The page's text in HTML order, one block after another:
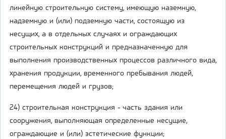
линейную строительную систему, имеющую наземную,
надземную и (или) подземную части, состоящую из
несущих, а в отдельных случаях и ограждающих
строительных конструкций и предназначенную для
выполнения производственных процессов различного вида,
хранения продукции, временного пребывания людей,
перемещения людей и грузов;
24) строительная конструкция - часть здания или
сооружения, выполняющая определенные несущие,
ограждающие и (или) эстетические функции;